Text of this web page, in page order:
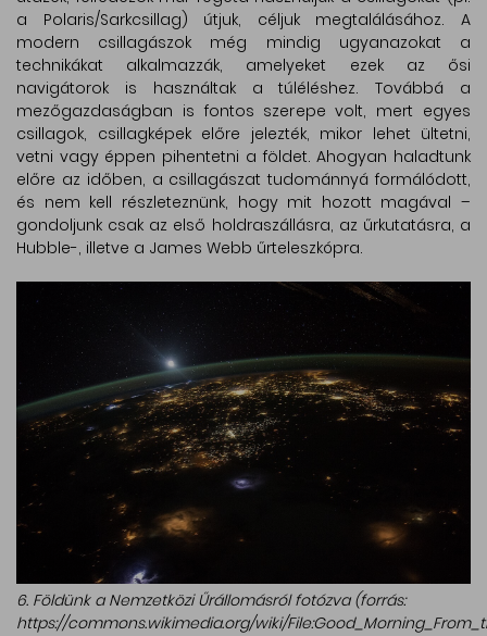
a Polaris/Sarkcsillag) útjuk, céljuk megtalálásához. A
modern csillagászok még mindig ugyanazokat a
technikákat alkalmazzák, amelyeket ezek az ősi
navigátorok is használtak a túléléshez. Továbbá a
mezőgazdaságban is fontos szerepe volt, mert egyes
csillagok, csillagképek előre jelezték, mikor lehet ültetni,
vetni vagy éppen pihentetni a földet. Ahogyan haladtunk
előre az időben, a csillagászat tudománnyá formálódott,
és nem kell részleteznünk, hogy mit hozott magával –
gondoljunk csak az első holdraszállásra, az űrkutatásra, a
Hubble-, illetve a James Webb űrteleszkópra.
6. Földünk a Nemzetközi Űrállomásról fotózva (forrás:
https://commons.wikimedia.org/wiki/